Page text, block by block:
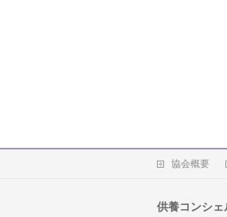
協会概要
供養コンシェ